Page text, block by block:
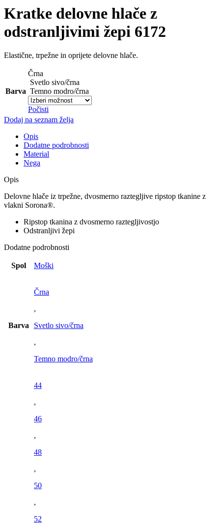
Kratke delovne hlače z
odstranljivimi žepi 6172
Elastične, trpežne in oprijete delovne hlače.
Barva
Črna
Svetlo sivo/črna
Temno modro/črna
Počisti
Dodaj na seznam želja
Opis
Dodatne podrobnosti
Material
Nega
Opis
Delovne hlače iz trpežne, dvosmerno raztegljive ripstop tkanine z
vlakni Sorona®.
Ripstop tkanina z dvosmerno raztegljivostjo
Odstranljivi žepi
Dodatne podrobnosti
Spol Moški
Barva
Črna
,
Svetlo sivo/črna
,
Temno modro/črna
44
,
46
,
48
,
50
,
52